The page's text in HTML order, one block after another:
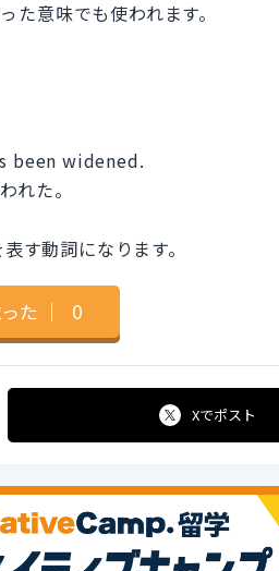
た意味でも使われます。
been widened.
れた。
す動詞になります。
た ｜ 0
Xでポスト